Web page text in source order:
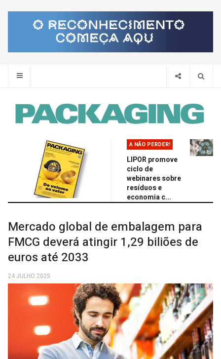
A NÃO PERDER!
LIPOR promove
ciclo de
webinares sobre
resíduos e
economia c...
Mercado global de embalagem para
FMCG deverá atingir 1,29 biliões de
euros até 2033
24 JULHO 2025